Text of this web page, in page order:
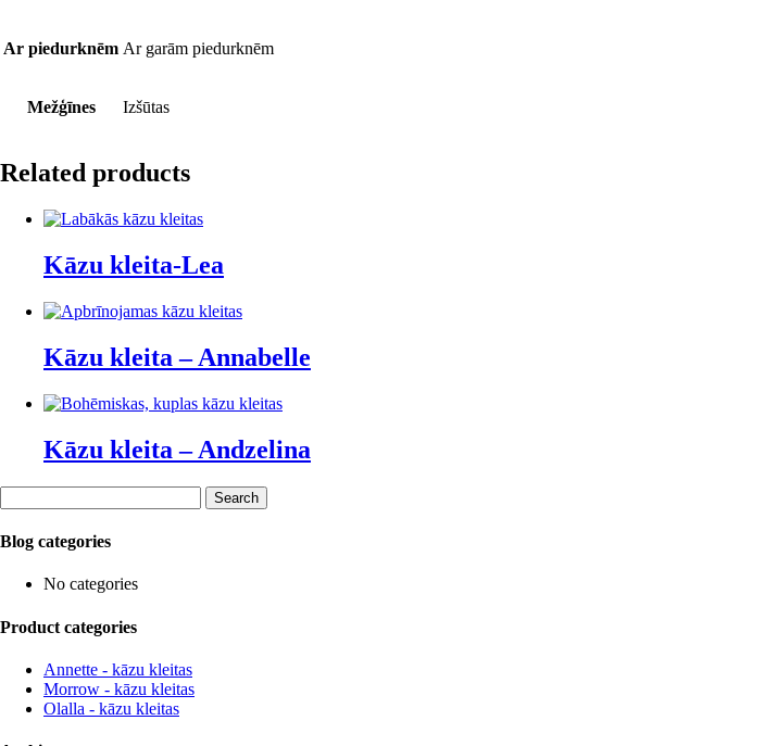
Ar piedurknēm Ar garām piedurknēm
Mežģīnes Izšūtas
Related products
Kāzu kleita-Lea
Kāzu kleita – Annabelle
Kāzu kleita – Andzelina
for:
Blog categories
No categories
Product categories
Annette - kāzu kleitas
Morrow - kāzu kleitas
Olalla - kāzu kleitas